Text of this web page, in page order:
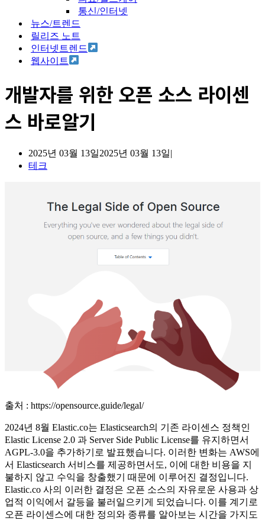
통신/인터넷
뉴스/트렌드
릴리즈 노트
인터넷트렌드
웹사이트
개발자를 위한 오픈 소스 라이센
스 바로알기
2025년 03월 13일2025년 03월 13일
테크
출처 : https://opensource.guide/legal/
2024년 8월 Elastic.co는 Elasticsearch의 기존 라이센스 정책인
Elastic License 2.0 과 Server Side Public License를 유지하면서
AGPL-3.0을 추가하기로 발표했습니다. 이러한 변화는 AWS에
서 Elasticsearch 서비스를 제공하면서도, 이에 대한 비용을 지
불하지 않고 수익을 창출했기 때문에 이루어진 결정입니다.
Elastic.co 사의 이러한 결정은 오픈 소스의 자유로운 사용과 상
업적 이익에서 갈등을 불러일으키게 되었습니다. 이를 계기로
오픈 라이센스에 대한 정의와 종류를 알아보는 시간을 가지도